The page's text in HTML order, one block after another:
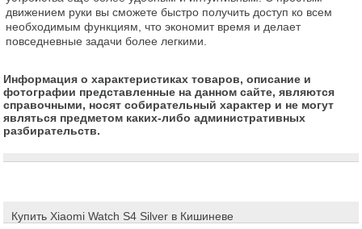
движением руки вы сможете быстро получить доступ ко всем
необходимым функциям, что экономит время и делает
повседневные задачи более легкими.
Информация о характеристиках товаров, описание и
фотографии представленные на данном сайте, являются
справочными, носят собирательный характер и не могут
являться предметом каких-либо административных
разбирательств.
Купить Xiaomi Watch S4 Silver в Кишиневе